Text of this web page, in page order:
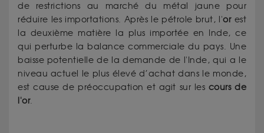
de restrictions au marché du métal jaune pour
réduire les importations. Après le pétrole brut, l'orest
la deuxième matière la plus importée en Inde, ce
qui perturbe la balance commerciale du pays. Une
baisse potentielle de la demande de l'Inde, qui a le
niveau actuel le plus élevé d’achat dans le monde,
est cause de préoccupation et agit sur les cours de
l'or.